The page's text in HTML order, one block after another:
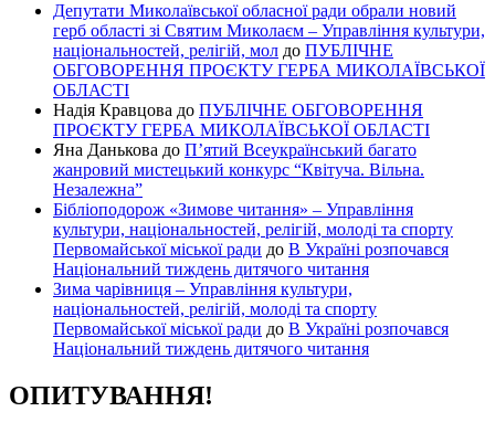
Депутати Миколаївської обласної ради обрали новий
герб області зі Святим Миколаєм – Управління культури,
національностей, релігій, мол до ПУБЛІЧНЕ
ОБГОВОРЕННЯ ПРОЄКТУ ГЕРБА МИКОЛАЇВСЬКОЇ
ОБЛАСТІ
Надія Кравцова до ПУБЛІЧНЕ ОБГОВОРЕННЯ
ПРОЄКТУ ГЕРБА МИКОЛАЇВСЬКОЇ ОБЛАСТІ
Яна Данькова до П’ятий Всеукраїнський багато
жанровий мистецький конкурс “Квітуча. Вільна.
Незалежна”
Бібліоподорож «Зимове читання» – Управління
культури, національностей, релігій, молоді та спорту
Первомайської міської ради до В Україні розпочався
Національний тиждень дитячого читання
Зима чарівниця – Управління культури,
національностей, релігій, молоді та спорту
Первомайської міської ради до В Україні розпочався
Національний тиждень дитячого читання
ОПИТУВАННЯ!